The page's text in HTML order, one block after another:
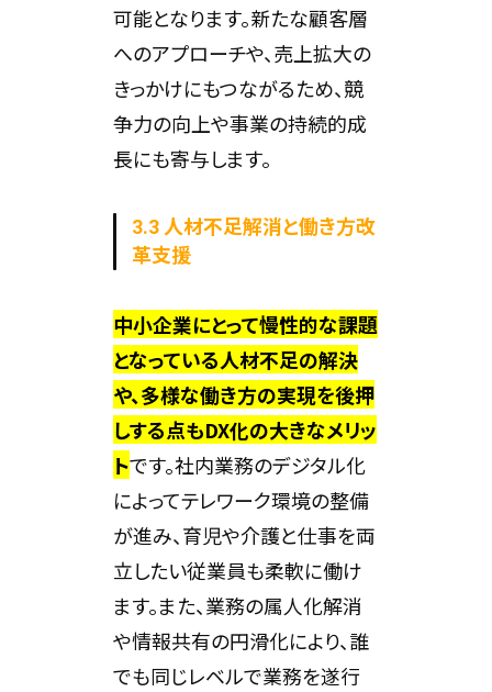
可能となります。新たな顧客層
へのアプローチや、売上拡大の
きっかけにもつながるため、競
争力の向上や事業の持続的成
長にも寄与します。
3.3 人材不足解消と働き方改
革支援
中小企業にとって慢性的な課題
となっている人材不足の解決
や、多様な働き方の実現を後押
しする点もDX化の大きなメリッ
トです。社内業務のデジタル化
によってテレワーク環境の整備
が進み、育児や介護と仕事を両
立したい従業員も柔軟に働け
ます。また、業務の属人化解消
や情報共有の円滑化により、誰
でも同じレベルで業務を遂行